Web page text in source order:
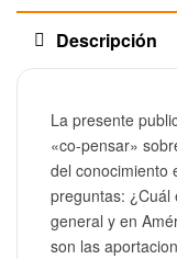
Descripción
La presente
«co-pensar»
del conocimiento
preguntas: ¿Cuál
general y en
son las